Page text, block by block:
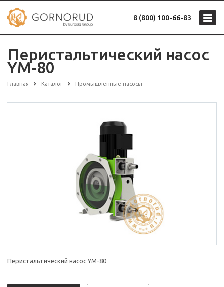
8 (800) 100-66-83
Перистальтический насос
YM-80
Главная Каталог Промышленные насосы
Перистальтический насос YM-80